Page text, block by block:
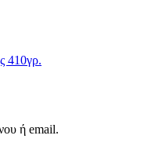
410γρ.
ή email.